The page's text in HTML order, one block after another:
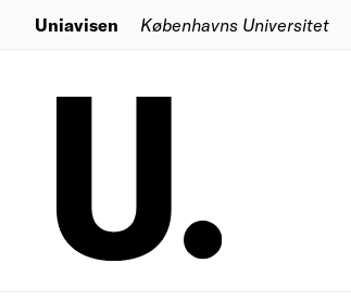
Uniavisen Københavns Universitet